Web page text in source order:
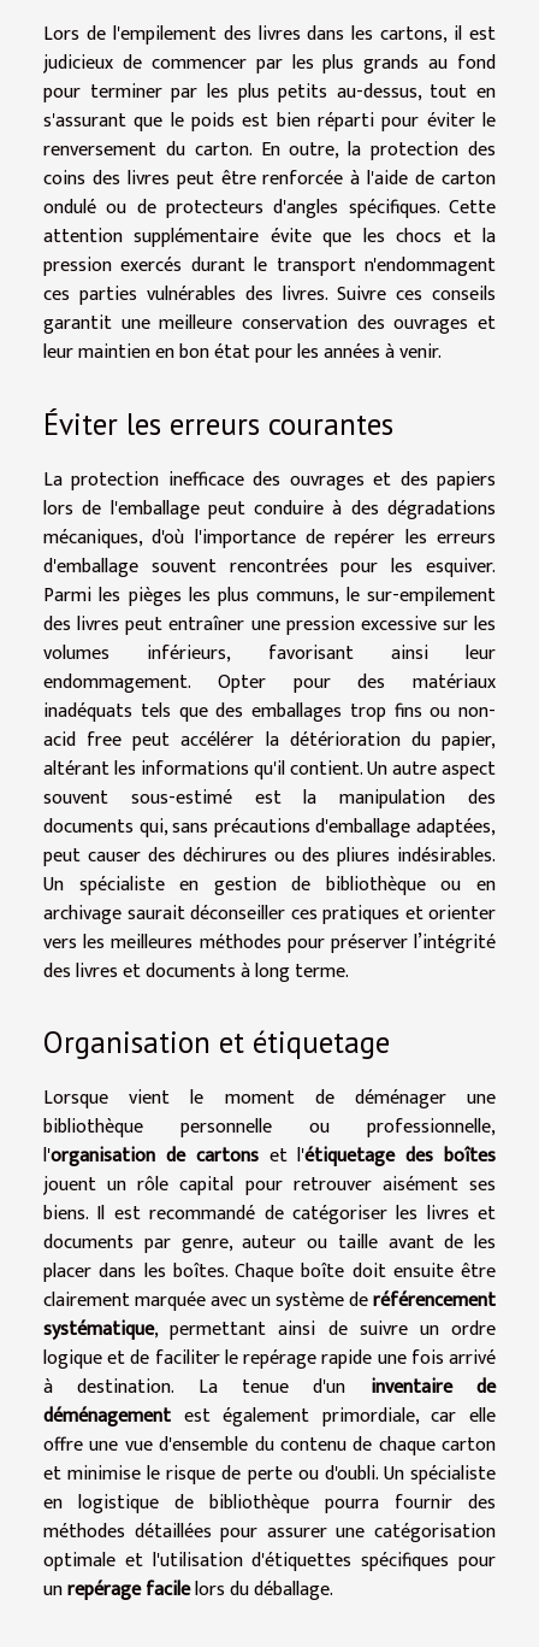
Lors de l'empilement des livres dans les cartons, il est
judicieux de commencer par les plus grands au fond
pour terminer par les plus petits au-dessus, tout en
s'assurant que le poids est bien réparti pour éviter le
renversement du carton. En outre, la protection des
coins des livres peut être renforcée à l'aide de carton
ondulé ou de protecteurs d'angles spécifiques. Cette
attention supplémentaire évite que les chocs et la
pression exercés durant le transport n'endommagent
ces parties vulnérables des livres. Suivre ces conseils
garantit une meilleure conservation des ouvrages et
leur maintien en bon état pour les années à venir.
Éviter les erreurs courantes
La protection inefficace des ouvrages et des papiers
lors de l'emballage peut conduire à des dégradations
mécaniques, d'où l'importance de repérer les erreurs
d'emballage souvent rencontrées pour les esquiver.
Parmi les pièges les plus communs, le sur-empilement
des livres peut entraîner une pression excessive sur les
volumes inférieurs, favorisant ainsi leur
endommagement. Opter pour des matériaux
inadéquats tels que des emballages trop fins ou non-
acid free peut accélérer la détérioration du papier,
altérant les informations qu'il contient. Un autre aspect
souvent sous-estimé est la manipulation des
documents qui, sans précautions d'emballage adaptées,
peut causer des déchirures ou des pliures indésirables.
Un spécialiste en gestion de bibliothèque ou en
archivage saurait déconseiller ces pratiques et orienter
vers les meilleures méthodes pour préserver l’intégrité
des livres et documents à long terme.
Organisation et étiquetage
Lorsque vient le moment de déménager une
bibliothèque personnelle ou professionnelle,
l'organisation de cartonset l'étiquetage des boîtes
jouent un rôle capital pour retrouver aisément ses
biens. Il est recommandé de catégoriser les livres et
documents par genre, auteur ou taille avant de les
placer dans les boîtes. Chaque boîte doit ensuite être
clairement marquée avec un système deréférencement
systématique, permettant ainsi de suivre un ordre
logique et de faciliter le repérage rapide une fois arrivé
à destination. La tenue d'un inventaire de
déménagement est également primordiale, car elle
offre une vue d'ensemble du contenu de chaque carton
et minimise le risque de perte ou d'oubli. Un spécialiste
en logistique de bibliothèque pourra fournir des
méthodes détaillées pour assurer une catégorisation
optimale et l'utilisation d'étiquettes spécifiques pour
unrepérage facilelors du déballage.